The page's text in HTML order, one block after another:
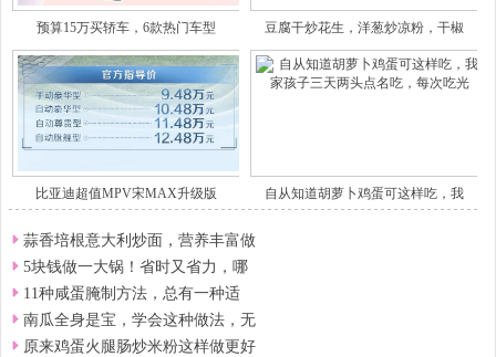
预算15万买轿车，6款热门车型 豆腐干炒花生，洋葱炒凉粉，干椒
比亚迪超值MPV宋MAX升级版 自从知道胡萝卜鸡蛋可这样吃，我
蒜香培根意大利炒面，营养丰富做
5块钱做一大锅！省时又省力，哪
11种咸蛋腌制方法，总有一种适
南瓜全身是宝，学会这种做法，无
原来鸡蛋火腿肠炒米粉这样做更好